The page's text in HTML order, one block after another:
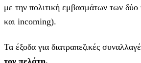
με την πολιτική εμβασμάτων των
και incoming).
Τα έξοδα για διατραπεζικές
τον πελάτη.